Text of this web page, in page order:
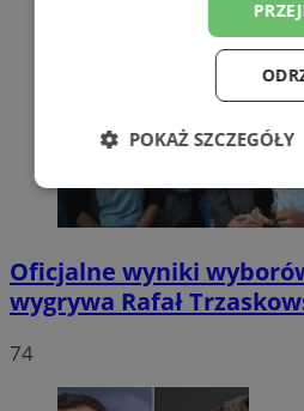
Oficjalne wyniki
wygrywa Rafał
74
POKAŻ SZCZEGÓŁY
Niezbędne
Funkcjonalność